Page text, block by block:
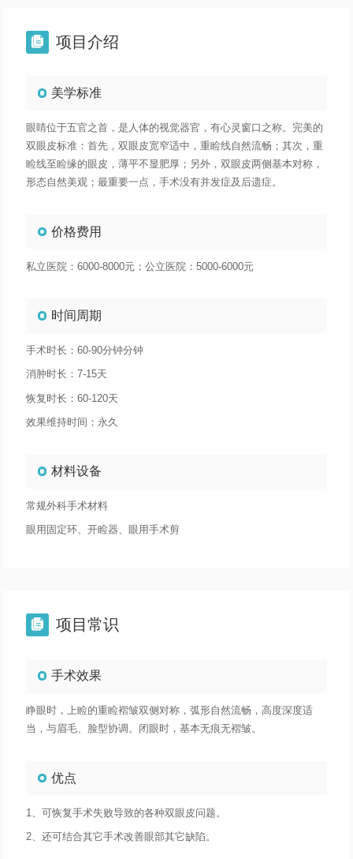
 项目介绍
美学标准
眼睛位于五官之首，是人体的视觉器官，有心灵窗口之称。完美的
双眼皮标准：首先，双眼皮宽窄适中，重睑线自然流畅；其次，重
睑线至睑缘的眼皮，薄平不显肥厚；另外，双眼皮两侧基本对称，
形态自然美观；最重要一点，手术没有并发症及后遗症。
价格费用
私立医院：6000-8000元；公立医院：5000-6000元
时间周期
手术时长：60-90分钟分钟
消肿时长：7-15天
恢复时长：60-120天
效果维持时间：永久
材料设备
常规外科手术材料
眼用固定环、开睑器、眼用手术剪
 项目常识
手术效果
睁眼时，上睑的重睑褶皱双侧对称，弧形自然流畅，高度深度适
当，与眉毛、脸型协调。闭眼时，基本无痕无褶皱。
优点
1、可恢复手术失败导致的各种双眼皮问题。
2、还可结合其它手术改善眼部其它缺陷。